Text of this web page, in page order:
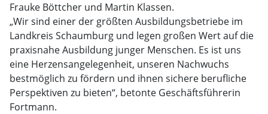
Frauke Böttcher und Martin Klassen.
„Wir sind einer der größten Ausbildungsbetriebe im
Landkreis Schaumburg und legen großen Wert auf die
praxisnahe Ausbildung junger Menschen. Es ist uns
eine Herzensangelegenheit, unseren Nachwuchs
bestmöglich zu fördern und ihnen sichere berufliche
Perspektiven zu bieten“, betonte Geschäftsführerin
Fortmann.